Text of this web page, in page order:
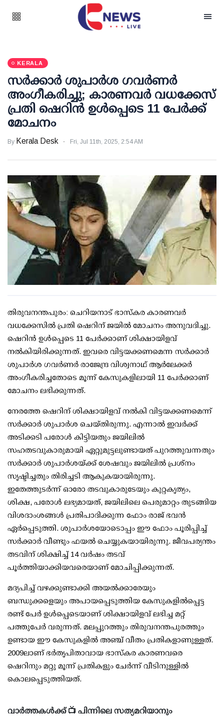
KERALA
സര്‍ക്കാര്‍ ശുപാര്‍ശ ഗവര്‍ണര്‍
അംഗീകരിച്ചു; കാരണവര്‍ വധക്കേസ്
പ്രതി ഷെറിന്‍ ഉള്‍പ്പെടെ 11 പേര്‍ക്ക്
മോചനം
By Kerala Desk Fri, Jul 11th, 2025, 2:54 AM
തിരുവനന്തപുരം: ചെറിയനാട് ഭാസ്‌കര കാരണവര്‍
വധക്കേസില്‍ പ്രതി ഷെറിന് ജയില്‍ മോചനം അനുവദിച്ചു.
ഷെറിന്‍ ഉള്‍പ്പെടെ 11 പേര്‍ക്കാണ് ശിക്ഷായിളവ്
നല്‍കിയിരിക്കുന്നത്. ഇവരെ വിട്ടയക്കണമെന്ന സര്‍ക്കാര്‍
ശുപാര്‍ശ ഗവര്‍ണര്‍ രാജേന്ദ്ര വിശ്വനാഥ് ആര്‍ലേക്കര്‍
അംഗീകരിച്ചതോടെ മൂന്ന് കേസുകളിലായി 11 പേര്‍ക്കാണ്
മോചനം ലഭിക്കുന്നത്.
നേരത്തേ ഷെറിന് ശിക്ഷായിളവ് നല്‍കി വിട്ടയക്കണമെന്ന്
സര്‍ക്കാര്‍ ശുപാര്‍ശ ചെയ്തിരുന്നു. എന്നാല്‍ ഇവര്‍ക്ക്
അടിക്കടി പരോള്‍ കിട്ടിയതും ജയിലില്‍
സഹതടവുകാരുമായി ഏറ്റുമുട്ടലുണ്ടായത് പുറത്തുവന്നതും
സര്‍ക്കാര്‍ ശുപാര്‍ശയ്ക്ക് ശേഷവും ജയിലില്‍ പ്രശ്നം
സൃഷ്ടിച്ചതും തിരിച്ചടി ആകുകയായിരുന്നു.
ഇതേത്തുടര്‍ന്ന് ഓരോ തടവുകാരുടേയും കുറ്റകൃത്യം,
ശിക്ഷ, പരോള്‍ ലഭ്യമായത്, ജയിലിലെ പെരുമാറ്റം തുടങ്ങിയ
വിശദാംശങ്ങള്‍ പ്രതിപാദിക്കുന്ന ഫോം രാജ് ഭവന്‍
ഏര്‍പ്പെടുത്തി. ശുപാര്‍ശയോടൊപ്പം ഈ ഫോം പൂരിപ്പിച്ച്
സര്‍ക്കാര്‍ വീണ്ടും ഫയല്‍ ചെയ്യുകയായിരുന്നു. ജീവപര്യന്തം
തടവിന് ശിക്ഷിച്ച് 14 വര്‍ഷം തടവ്
പൂര്‍ത്തിയാക്കിയവരെയാണ് മോചിപ്പിക്കുന്നത്.
മദ്യപിച്ച് വഴക്കുണ്ടാക്കി അയല്‍ക്കാരേയും
ബന്ധുക്കളെയും അപായപ്പെടുത്തിയ കേസുകളില്‍പ്പെട്ട
രണ്ട് പേര്‍ ഉള്‍പ്പെടെയാണ് ശിക്ഷായിളവ് ലഭിച്ച മറ്റ്
പത്തുപേര്‍ വരുന്നത്. മലപ്പുറത്തും തിരുവനന്തപുരത്തും
ഉണ്ടായ ഈ കേസുകളില്‍ അഞ്ച് വീതം പ്രതികളാണുള്ളത്.
2009ലാണ് ഭര്‍തൃപിതാവായ ഭാസ്‌കര കാരണവരെ
ഷെറിനും മറ്റു മൂന്ന് പ്രതികളും ചേര്‍ന്ന് വീടിനുള്ളില്‍
കൊലപ്പെടുത്തിയത്.
വാർത്തകൾക്ക് 📺 പിന്നിലെ സത്യമറിയാനും